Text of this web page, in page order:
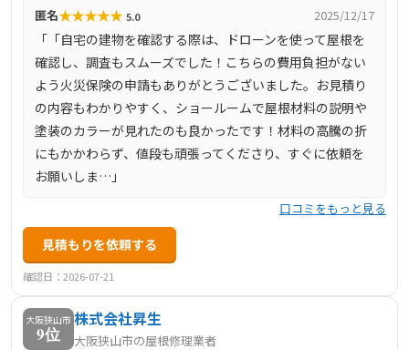
匿名★★★★★ 5.0 2025/12/17
「「自宅の建物を確認する際は、ドローンを使って屋根を
確認し、調査もスムーズでした！こちらの費用負担がない
よう火災保険の申請もありがとうございました。お見積り
の内容もわかりやすく、ショールームで屋根材料の説明や
塗装のカラーが見れたのも良かったです！材料の高騰の折
にもかかわらず、値段も頑張ってくださり、すぐに依頼を
お願いしま…」
口コミをもっと見る
見積もりを依頼する
確認日：2026-07-21
大阪狭山市
9位
株式会社昇生
大阪狭山市の屋根修理業者